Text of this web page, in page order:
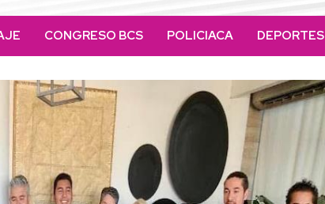
CONGRESO BCS POLICIACA DEPORTES